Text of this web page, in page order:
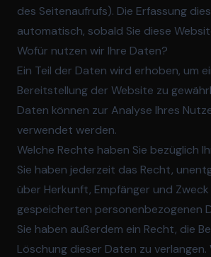
des Seitenaufrufs). Die Erfassung
automatisch, sobald Sie diese
Wofür nutzen wir Ihre Daten?
Ein Teil der Daten wird erhoben, um
Bereitstellung der Website zu
Daten können zur Analyse Ihres
verwendet werden.
Welche Rechte haben Sie bezüglich
Sie haben jederzeit das Recht,
über Herkunft, Empfänger und Zweck
gespeicherten personenbezogenen
Sie haben außerdem ein Recht, die
Löschung dieser Daten zu verlangen.